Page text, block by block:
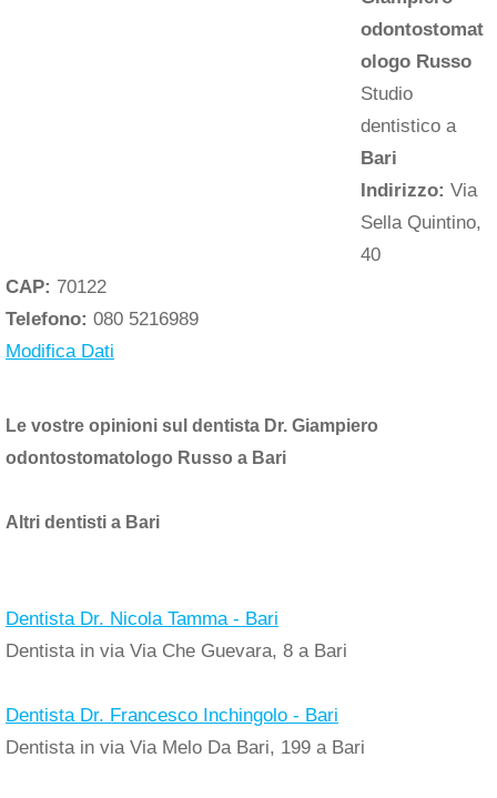
odontostomat
ologo Russo
Studio
dentistico a
Bari
Indirizzo: Via
Sella Quintino,
40
CAP: 70122
Telefono: 080 5216989
Modifica Dati
Le vostre opinioni sul dentista Dr. Giampiero
odontostomatologo Russo a Bari
Altri dentisti a Bari
Dentista Dr. Nicola Tamma - Bari
Dentista in via Via Che Guevara, 8 a Bari
Dentista Dr. Francesco Inchingolo - Bari
Dentista in via Via Melo Da Bari, 199 a Bari